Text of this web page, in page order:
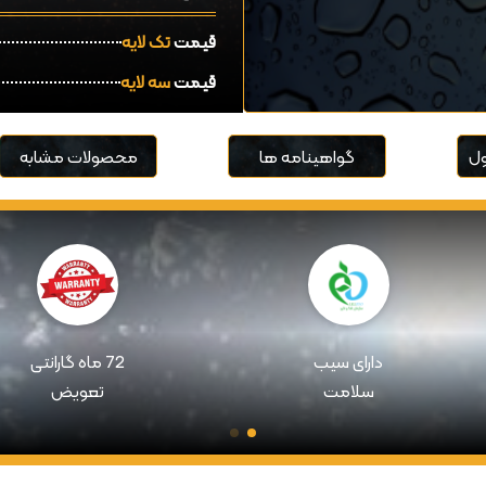
قیمتتک لایه
قیمتسه لایه
گواهینامه ها محصولات مشابه
دارای سیب
سلامت
72 ماه گارانتی
تعویض